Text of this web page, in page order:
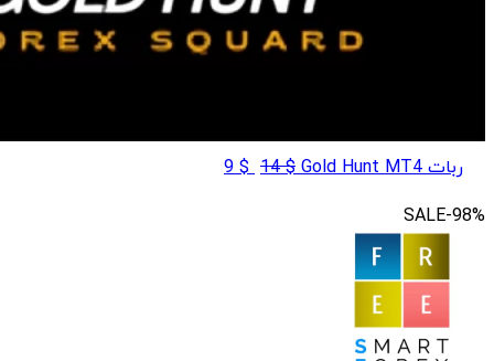
ربات Gold Hunt MT4 $
14
قیمت
$
9 قیمت
SALE-98%